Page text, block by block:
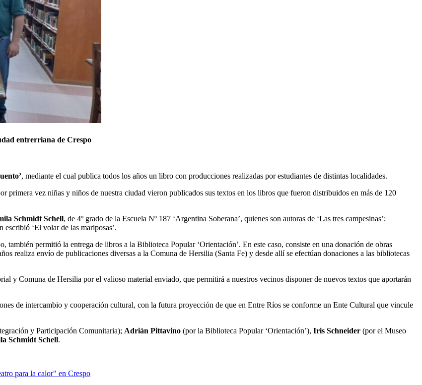
entrerriana de Crespo
, mediante el cual publica todos los años un libro con producciones realizadas por estudiantes de distintas localidades.
primera vez niñas y niños de nuestra ciudad vieron publicados sus textos en los libros que fueron distribuidos en más de 120
Schmidt Schell, de 4º grado de la Escuela Nº 187 ‘Argentina Soberana’, quienes son autoras de ‘Las tres campesinas’;
‘El volar de las mariposas’.
permitió la entrega de libros a la Biblioteca Popular ‘Orientación’. En este caso, consiste en una donación de obras
realiza envío de publicaciones diversas a la Comuna de Hersilia (Santa Fe) y desde allí se efectúan donaciones a las bibliotecas
y Comuna de Hersilia por el valioso material enviado, que permitirá a nuestros vecinos disponer de nuevos textos que aportarán
de intercambio y cooperación cultural, con la futura proyección de que en Entre Ríos se conforme un Ente Cultural que vincule
y Participación Comunitaria); Adrián Pittavino (por la Biblioteca Popular ‘Orientación’), Iris Schneider (por el Museo
Schmidt Schell.
para la calor" en Crespo